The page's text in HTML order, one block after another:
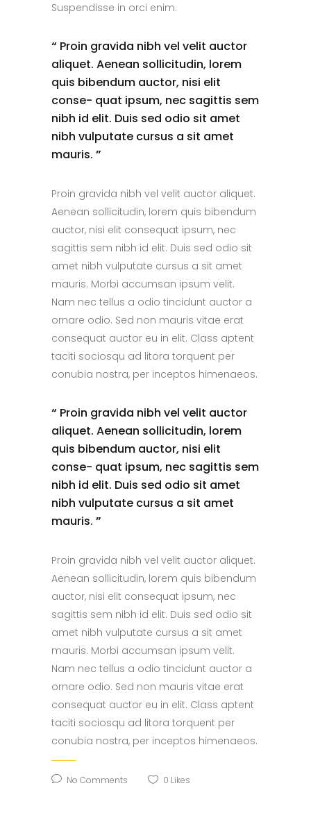
Suspendisse in orci enim.
“ Proin gravida nibh vel velit auctor
aliquet. Aenean sollicitudin, lorem
quis bibendum auctor, nisi elit
conse- quat ipsum, nec sagittis sem
nibh id elit. Duis sed odio sit amet
nibh vulputate cursus a sit amet
mauris. ”
Proin gravida nibh vel velit auctor aliquet.
Aenean sollicitudin, lorem quis bibendum
auctor, nisi elit consequat ipsum, nec
sagittis sem nibh id elit. Duis sed odio sit
amet nibh vulputate cursus a sit amet
mauris. Morbi accumsan ipsum velit.
Nam nec tellus a odio tincidunt auctor a
ornare odio. Sed non mauris vitae erat
consequat auctor eu in elit. Class aptent
taciti sociosqu ad litora torquent per
conubia nostra, per inceptos himenaeos.
“ Proin gravida nibh vel velit auctor
aliquet. Aenean sollicitudin, lorem
quis bibendum auctor, nisi elit
conse- quat ipsum, nec sagittis sem
nibh id elit. Duis sed odio sit amet
nibh vulputate cursus a sit amet
mauris. ”
Proin gravida nibh vel velit auctor aliquet.
Aenean sollicitudin, lorem quis bibendum
auctor, nisi elit consequat ipsum, nec
sagittis sem nibh id elit. Duis sed odio sit
amet nibh vulputate cursus a sit amet
mauris. Morbi accumsan ipsum velit.
Nam nec tellus a odio tincidunt auctor a
ornare odio. Sed non mauris vitae erat
consequat auctor eu in elit. Class aptent
taciti sociosqu ad litora torquent per
conubia nostra, per inceptos himenaeos.
No Comments 0 Likes